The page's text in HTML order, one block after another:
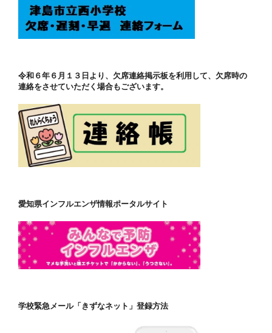
令和６年６月１３日より、欠席連絡掲示板を利用して、欠席時の
連絡をさせていただく場合もございます。
愛知県インフルエンザ情報ポータルサイト
学校緊急メール「きずなネット」登録方法